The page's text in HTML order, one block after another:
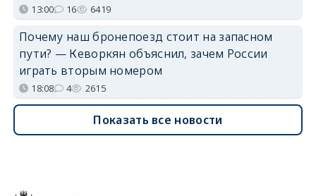
13:00 16 6419
Почему наш бронепоезд стоит на запасном
пути? — Кеворкян объяснил, зачем России
играть вторым номером
18:08 4 2615
Показать все новости